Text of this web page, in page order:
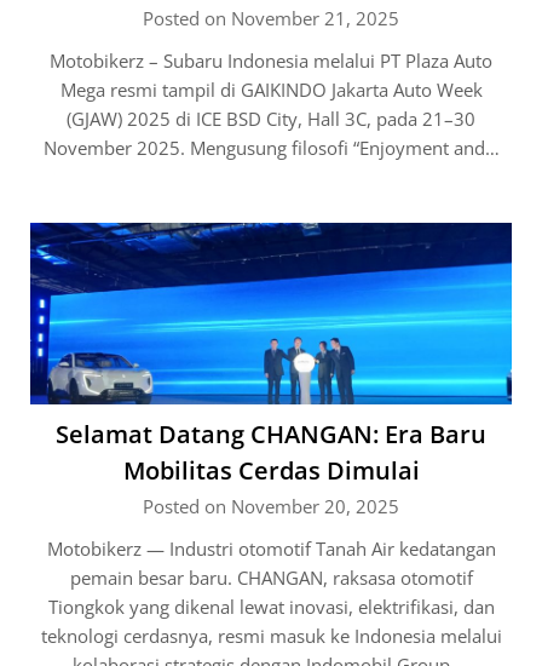
Posted on November 21, 2025
Motobikerz – Subaru Indonesia melalui PT Plaza Auto
Mega resmi tampil di GAIKINDO Jakarta Auto Week
(GJAW) 2025 di ICE BSD City, Hall 3C, pada 21–30
November 2025. Mengusung filosofi “Enjoyment and…
Selamat Datang CHANGAN: Era Baru
Mobilitas Cerdas Dimulai
Posted on November 20, 2025
Motobikerz — Industri otomotif Tanah Air kedatangan
pemain besar baru. CHANGAN, raksasa otomotif
Tiongkok yang dikenal lewat inovasi, elektrifikasi, dan
teknologi cerdasnya, resmi masuk ke Indonesia melalui